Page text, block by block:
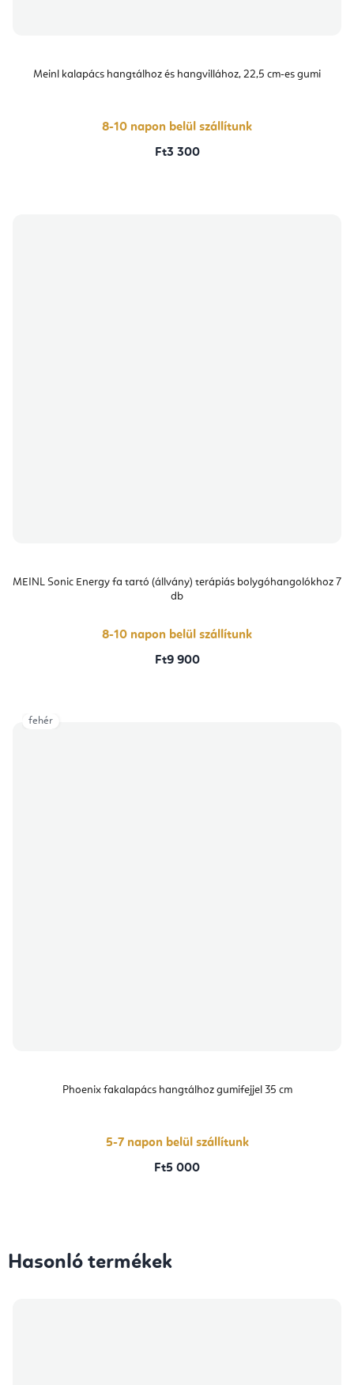
Meinl kalapács hangtálhoz és hangvillához, 22,5 cm-es gumi
8-10 napon belül szállítunk
Ft3 300
MEINL Sonic Energy fa tartó (állvány) terápiás bolygóhangolókhoz 7
db
8-10 napon belül szállítunk
Ft9 900
Phoenix fakalapács hangtálhoz gumifejjel 35 cm
5-7 napon belül szállítunk
Ft5 000
fehér
Hasonló termékek